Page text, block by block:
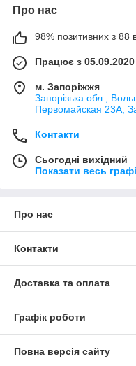
Про нас
98% позитивних з 88
Працює з 05.09.2020
м. Запоріжжя
Запорізька обл.,
Первомайская 23А,
Контакти
Сьогодні вихідний
Показати весь
Про нас
Контакти
Доставка та оплата
Графік роботи
Повна версія сайту